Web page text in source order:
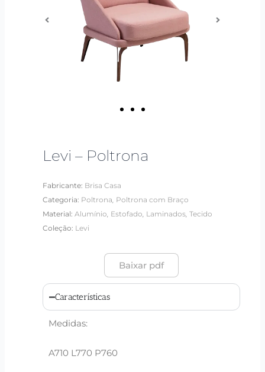
Levi – Poltrona
Fabricante: Brisa Casa
Categoria: Poltrona, Poltrona com Braço
Material:Alumínio, Estofado, Laminados, Tecido
Coleção: Levi
Baixar pdf
Características
Medidas:
A710 L770 P760